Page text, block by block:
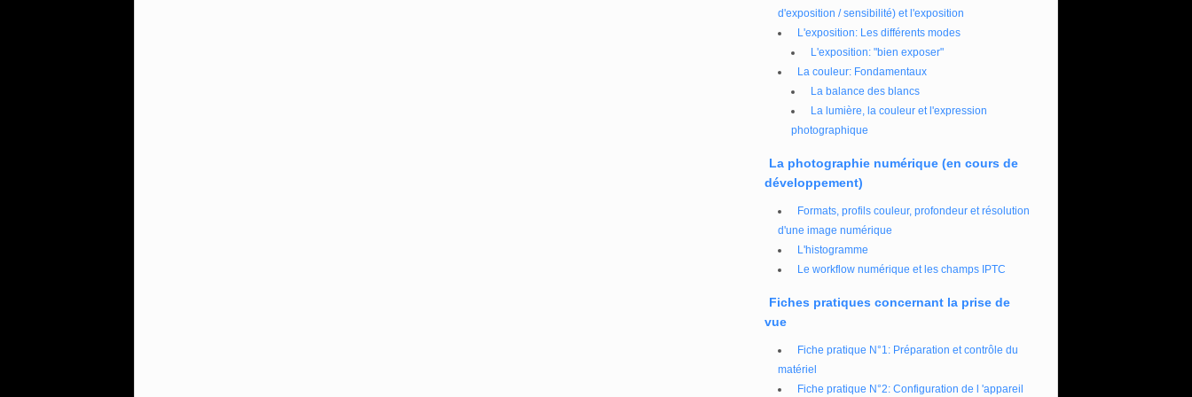
d'exposition / sensibilité) et l'exposition
L'exposition: Les différents modes
L'exposition: "bien exposer"
La couleur: Fondamentaux
La balance des blancs
La lumière, la couleur et l'expression
photographique
La photographie numérique (en cours de
développement)
Formats, profils couleur, profondeur et résolution
d'une image numérique
L'histogramme
Le workflow numérique et les champs IPTC
Fiches pratiques concernant la prise de
vue
Fiche pratique N°1: Préparation et contrôle du
matériel
Fiche pratique N°2: Configuration de l 'appareil